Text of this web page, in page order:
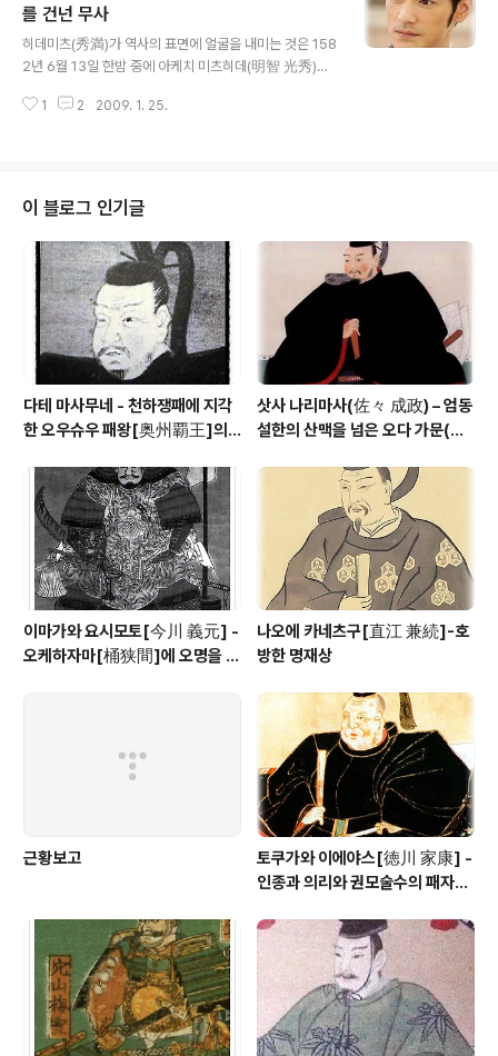
로 야마토[大和] 코우후쿠 사[興福寺]의 승병대장을 맡
아온 호족이었다. 야마토에는 츠츠이 가문 외에도 오치[越
智], 토이치[十市], 와카오[若尾] 등의 승병대장이 있어
츠츠이를 포함하여 '사인방(四人衆)'이라 일컬어졌는데
츠츠이의 세력이 가장 커 오다 노부나가[織田 信長]의 비
를 건넌 무사
히데미츠(秀満)가 역사의 표면에 얼굴을 내미는 것은 158
2년 6월 13일 한밤 중에 아케치 미츠히데(明智 光秀)가
점에서이다. 히데미츠와 미츠히데는 유랑시절부터 함께 고
가에게 반역하였기에 친정으로 돌아와 히데미츠와 재혼하
였다. 호소카와 타다오키(細川 忠興)의 부인 호소카와 가
라샤(細川 ガラシャ)는 그녀의 동생이다. 히데미츠는 아
케치 가문의 중신 No.1이라 할 수 있는 지위로 미츠히데가
탄바(丹波) 카메야마 성(亀山城)에 봉해졌을 때는 후쿠치
야마 성(福知山城)의 성주가 되었다. 히데미츠가 미..
1 2 2009. 1. 25.
이 블로그 인기글
다테 마사무네 - 천하쟁패에 지각
한 오우슈우 패왕[奥州覇王]의 1
삿사 나리마사(佐々 成政) – 엄동
설한의 산맥을 넘은 오다 가문(織
이마가와 요시모토[今川 義元] -
오케하자마[桶狭間]에 오명을 남
나오에 카네츠구[直江 兼続]-호
방한 명재상
근황보고
토쿠가와 이에야스[徳川 家康] -
인종과 의리와 권모술수의 패자